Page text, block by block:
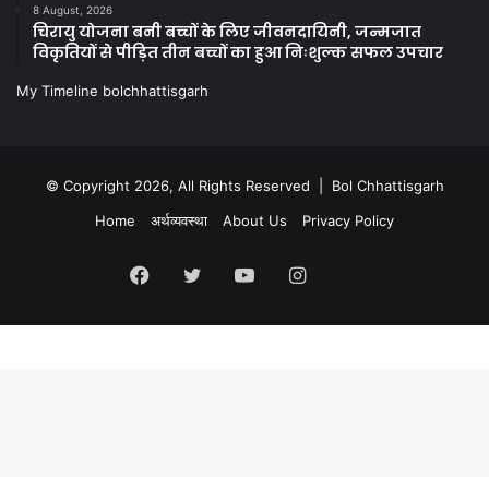
8 August, 2026
चिरायु योजना बनी बच्चों के लिए जीवनदायिनी, जन्मजात
विकृतियों से पीड़ित तीन बच्चों का हुआ निःशुल्क सफल उपचार
My Timeline bolchhattisgarh
© Copyright 2026, All Rights Reserved | Bol Chhattisgarh
Home
अर्थव्यवस्था About Us Privacy Policy
Facebook
Twitter YouTubeInstagram